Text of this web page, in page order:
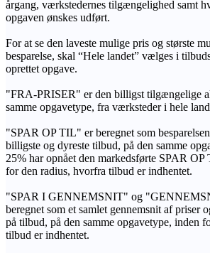
årgang, værkstedernes tilgængelighed samt
opgaven ønskes udført.
For at se den laveste mulige pris og største
besparelse, skal “Hele landet” vælges i
oprettet opgave.
"FRA-PRISER" er den billigst tilgængelige
samme opgavetype, fra værksteder i hele
"SPAR OP TIL" er beregnet som
billigste og dyreste tilbud, på den samme
25% har opnået den markedsførte SPAR OP
for den radius, hvorfra tilbud er indhentet.
"SPAR I GENNEMSNIT" og
beregnet som et samlet gennemsnit af priser
på tilbud, på den samme opgavetype, inden
tilbud er indhentet.